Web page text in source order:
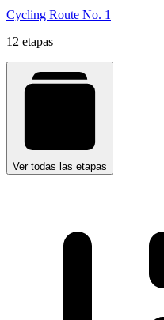
Cycling Route No. 1
12 etapas
Ver todas las etapas